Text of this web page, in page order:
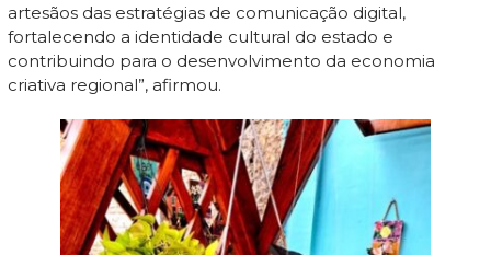
artesãos das estratégias de comunicação digital,
fortalecendo a identidade cultural do estado e
contribuindo para o desenvolvimento da economia
criativa regional”, afirmou.